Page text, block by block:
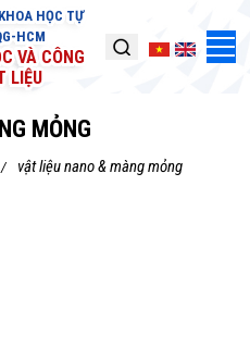
HỌC TỰ
HCM
VÀ CÔNG
LIỆU
MỎNG
vật liệu nano & màng mỏng